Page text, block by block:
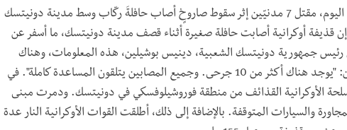
أعلنت السّلطات في جمهوريّة دونيتسك، اليوم، مقتل 7 مدنيّين إثر سقوط صاروخٍ أصاب حافلةَ ركّاب وسط مدينة دونيتسك
قذيفة أوكرانية أصابت حافلة صغيرة أثناء قصف مدينة دونيتسك، ما أسفر عن
جمهورية دونيتسك الشعبية، دينيس بوشيلين، هذه المعلومات، وهناك
طفل واحد من بين القتلى. واضاف بوشلين: "يوجد هناك أكثر من 10 جرحى. وجميع المصابين يتلقون المساعدة كاملة". في
الأوكرانية القذائف من منطقة فوروشيلوفسكي في دونيتسك. ودمرت مبنى
والسيارات المتوقفة. بالإضافة إلى ذلك، أطلقت القوات الأوكرانية النار عدة